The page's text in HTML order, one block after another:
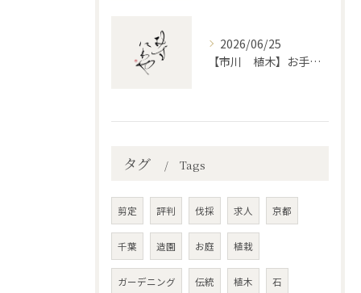
2026/06/25
【市川 植木】お手入れ【和モダンというお庭を考える】
タグ Tags
剪定 評判 伐採 求人 京都
千葉 造園 お庭 植栽
ガーデニング 伝統 植木 石